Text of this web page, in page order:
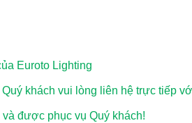
Euroto Lighting
Quý khách vui lòng liên hệ trực tiếp
được phục vụ Quý khách!